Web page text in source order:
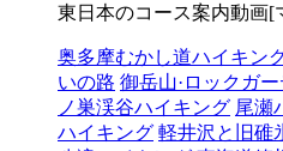
東日本のコース案内動画[
奥多摩むかし道ハイキン
いの路 御岳山·ロックガ
ノ巣渓谷ハイキング 尾瀬
ハイキング 軽井沢と旧碓